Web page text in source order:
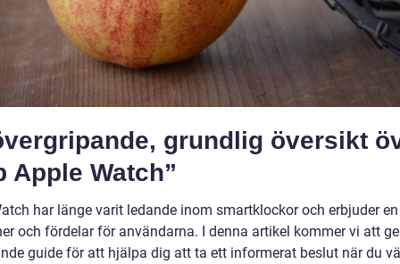
grundlig översikt
Apple Watch”
har länge varit ledande inom smartklockor och erbjuder
och fördelar för användarna. I denna artikel kommer vi att
guide för att hjälpa dig att ta ett informerat beslut när du